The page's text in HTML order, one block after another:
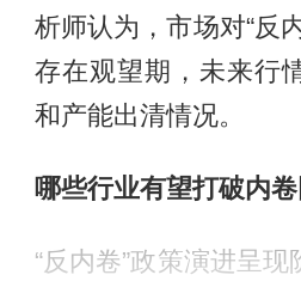
析师认为，市场对“反
存在观望期，未来行
和产能出清情况。
哪些行业有望打破内卷
“反内卷”政策演进呈现